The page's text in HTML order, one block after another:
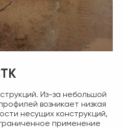
Из-за небольшой
возникает низкая
несущих конструкций,
применение